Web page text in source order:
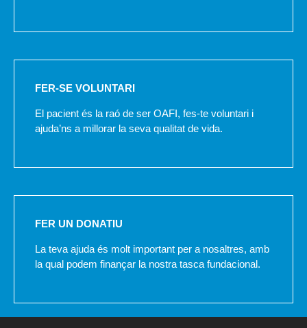
FER-SE VOLUNTARI
El pacient és la raó de ser OAFI, fes-te voluntari i
ajuda’ns a millorar la seva qualitat de vida.
FER UN DONATIU
La teva ajuda és molt important per a nosaltres, amb
la qual podem finançar la nostra tasca fundacional.